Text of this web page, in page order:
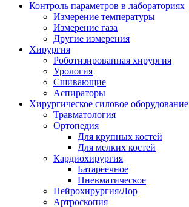
Контроль параметров в лабораториях
Измерение температуры
Измерение газа
Другие измерения
Хирургия
Роботизированная хирургия
Урология
Сшивающие
Аспираторы
Хирургическое силовое оборудование
Травматология
Ортопедия
Для крупных костей
Для мелких костей
Кардиохирургия
Батареечное
Пневматическое
Нейрохирургия/Лор
Артроскопия